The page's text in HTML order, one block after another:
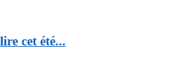
cet été...